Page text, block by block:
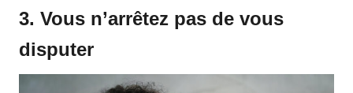
3. Vous n’arrêtez pas de vous
disputer